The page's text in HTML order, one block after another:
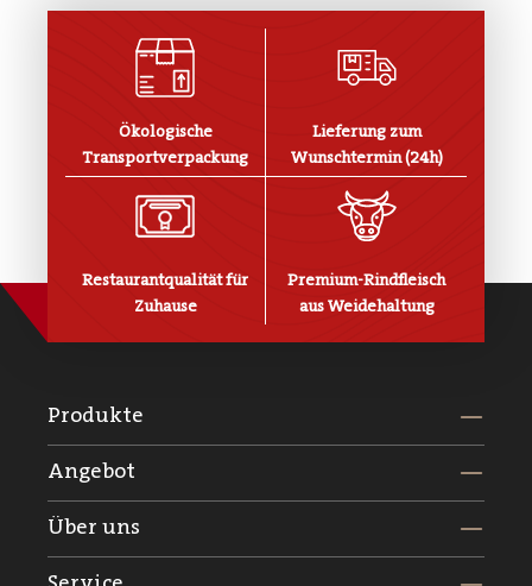
Ökologische
Transportverpackung
Lieferung zum
Wunschtermin (24h)
Restaurantqualität für
Zuhause
Premium-Rindfleisch
aus Weidehaltung
Produkte
Angebot
Über uns